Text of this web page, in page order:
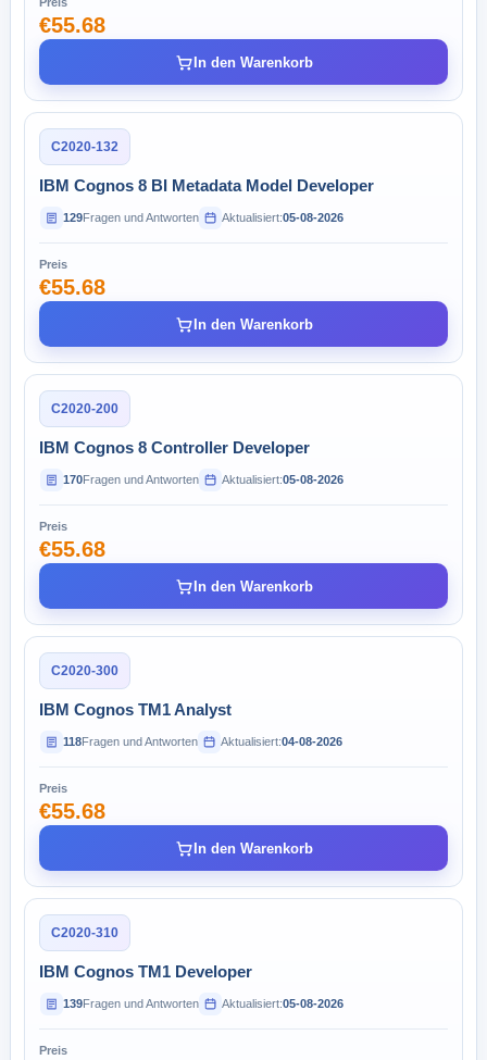
€55.68
In den Warenkorb
C2020-132
IBM Cognos 8 BI Metadata Model Developer
129Fragen und Antworten Aktualisiert:05-08-2026
Preis
€55.68
In den Warenkorb
C2020-200
IBM Cognos 8 Controller Developer
170Fragen und Antworten Aktualisiert:05-08-2026
Preis
€55.68
In den Warenkorb
C2020-300
IBM Cognos TM1 Analyst
118Fragen und Antworten Aktualisiert:04-08-2026
Preis
€55.68
In den Warenkorb
C2020-310
IBM Cognos TM1 Developer
139Fragen und Antworten Aktualisiert:05-08-2026
Preis